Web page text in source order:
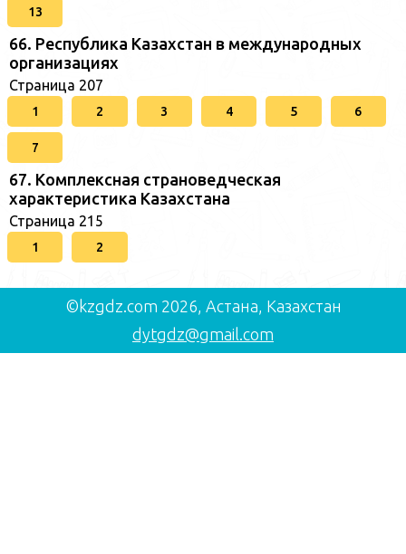
13
66. Республика Казахстан в международных
организациях
Страница 207
1 2 3 4 5 6
7
67. Комплексная страноведческая
характеристика Казахстана
Страница 215
1 2
©kzgdz.com 2026, Астана, Казахстан
dytgdz@gmail.com